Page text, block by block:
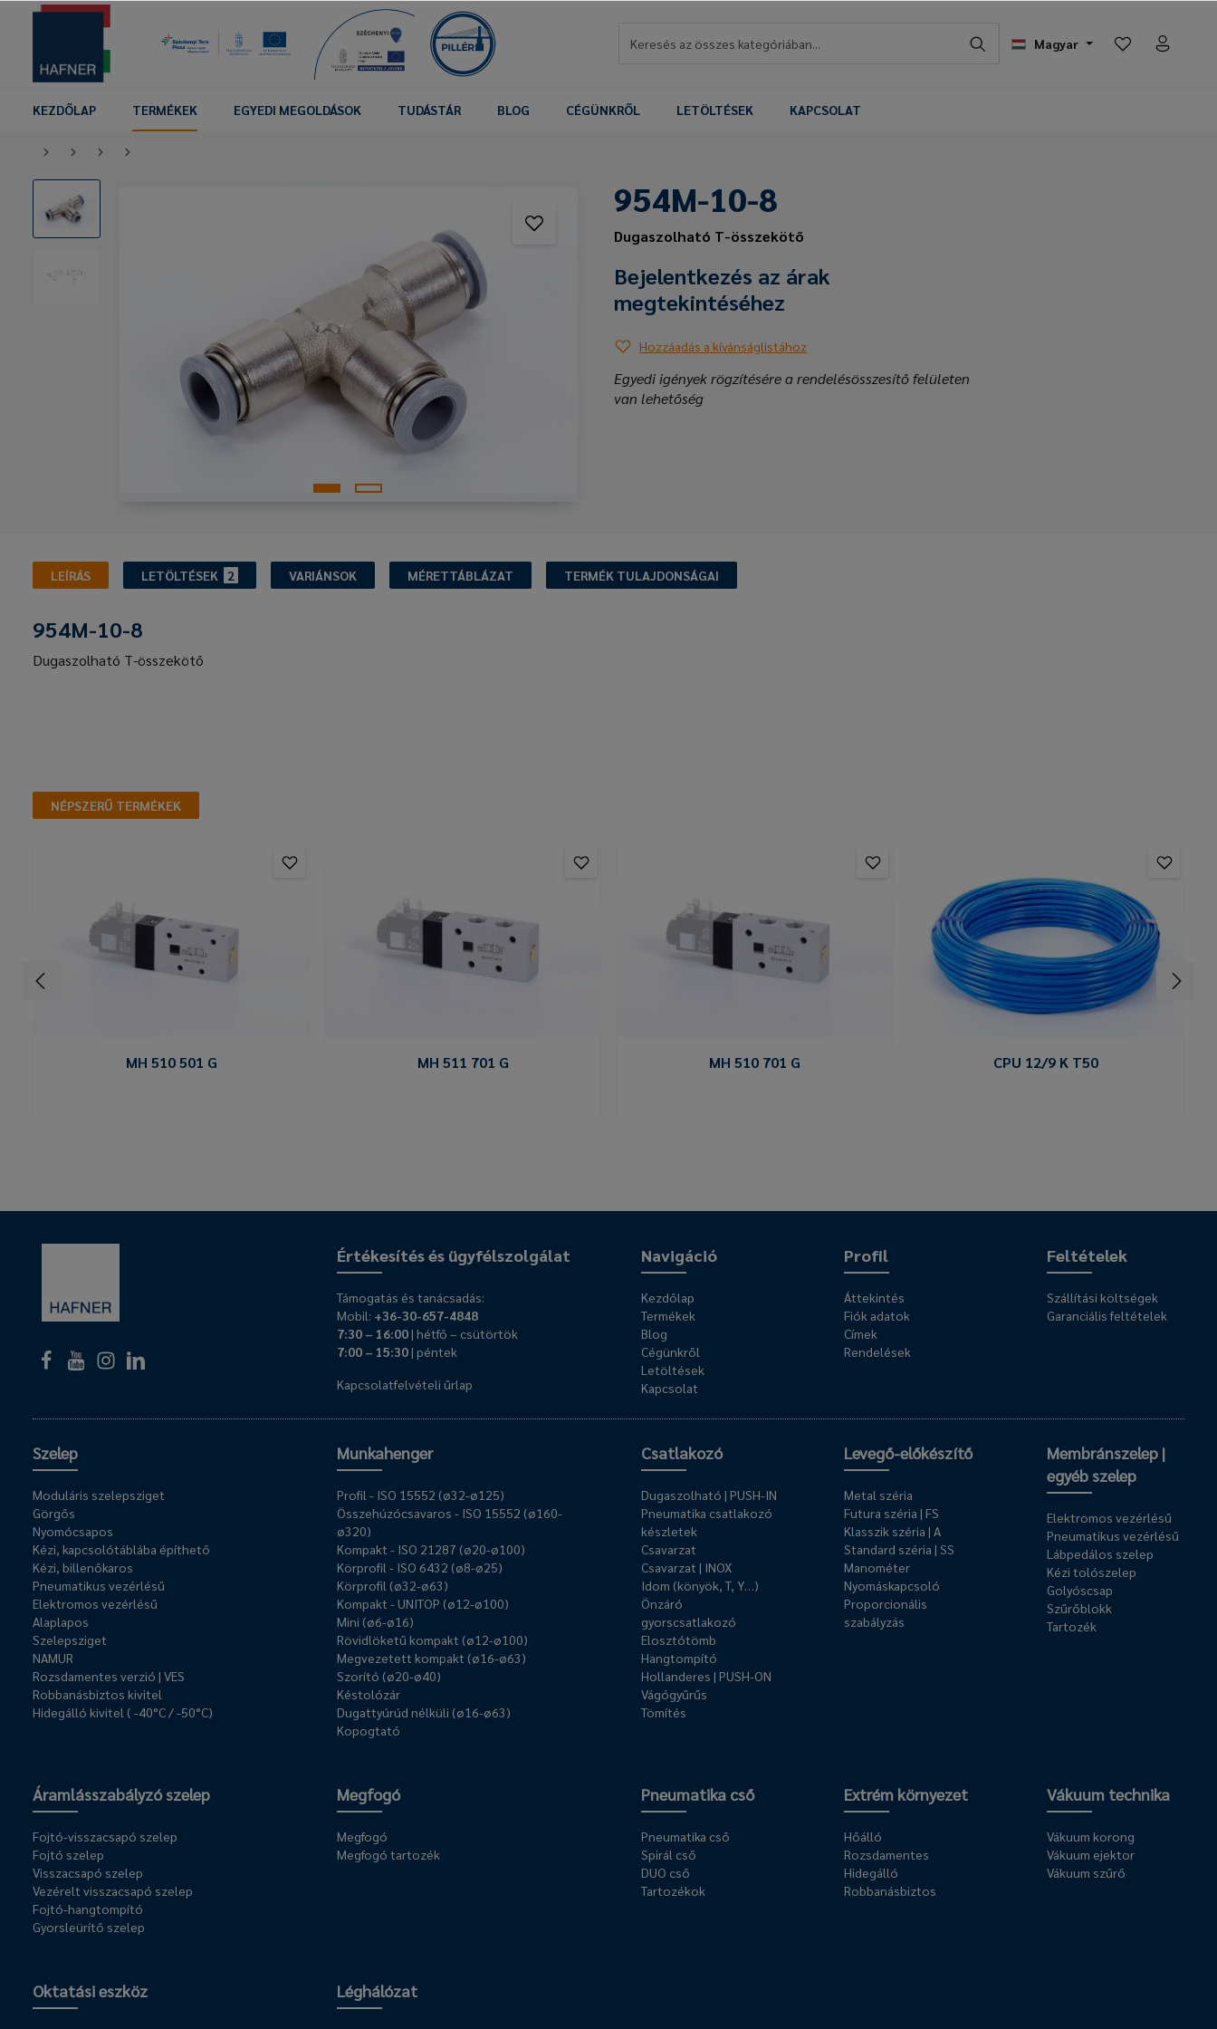
Magyar
KEZDŐLAP TERMÉKEK EGYEDI MEGOLDÁSOK TUDÁSTÁR BLOG CÉGÜNKRŐL LETÖLTÉSEK KAPCSOLAT
954M-10-8
Dugaszolható T-összekötő
Bejelentkezés az árak
megtekintéséhez
Hozzáadás a kívánságlistához
Egyedi igények rögzítésére a rendelésösszesítő felületen
van lehetőség
LEÍRÁS LETÖLTÉSEK 2 VARIÁNSOK MÉRETTÁBLÁZAT TERMÉK TULAJDONSÁGAI
954M-10-8
Dugaszolható T-összekötő
NÉPSZERŰ TERMÉKEK
MH 510 501 G MH 511 701 G MH 510 701 G CPU 12/9 K T50
Navigáció
Kezdőlap
Termékek
Blog
Cégünkről
Letöltések
Kapcsolat
Profil
Áttekintés
Fiók adatok
Címek
Rendelések
Feltételek
Szállítási költségek
Garanciális feltételek
Értékesítés és ügyfélszolgálat
Támogatás és tanácsadás:
Mobil: +36-30-657-4848
7:30 – 16:00| hétfő – csütörtök
7:00 – 15:30| péntek
Kapcsolatfelvételi űrlap
Szelep
Moduláris szelepsziget
Görgős
Nyomócsapos
Kézi, kapcsolótáblába építhető
Kézi, billenőkaros
Pneumatikus vezérlésű
Elektromos vezérlésű
Alaplapos
Szelepsziget
NAMUR
Rozsdamentes verzió | VES
Robbanásbiztos kivitel
Hidegálló kivitel ( -40°C / -50°C)
Munkahenger
Profil - ISO 15552 (ø32-ø125)
Összehúzócsavaros - ISO 15552 (ø160-
ø320)
Kompakt - ISO 21287 (ø20-ø100)
Körprofil - ISO 6432 (ø8-ø25)
Körprofil (ø32-ø63)
Kompakt - UNITOP (ø12-ø100)
Mini (ø6-ø16)
Rövidlöketű kompakt (ø12-ø100)
Megvezetett kompakt (ø16-ø63)
Szorító (ø20-ø40)
Késtolózár
Dugattyúrúd nélküli (ø16-ø63)
Kopogtató
Csatlakozó
Dugaszolható | PUSH-IN
Pneumatika csatlakozó
készletek
Csavarzat
Csavarzat | INOX
Idom (könyök, T, Y…)
Önzáró
gyorscsatlakozó
Elosztótömb
Hangtompító
Hollanderes | PUSH-ON
Vágógyűrűs
Tömítés
Levegő-előkészítő
Metal széria
Futura széria | FS
Klasszik széria | A
Standard széria | SS
Manométer
Nyomáskapcsoló
Proporcionális
szabályzás
Membránszelep |
egyéb szelep
Elektromos vezérlésű
Pneumatikus vezérlésű
Lábpedálos szelep
Kézi tolószelep
Golyóscsap
Szűrőblokk
Tartozék
Áramlásszabályzó szelep
Fojtó-visszacsapó szelep
Fojtó szelep
Visszacsapó szelep
Vezérelt visszacsapó szelep
Fojtó-hangtompító
Gyorsleürítő szelep
Megfogó
Megfogó
Megfogó tartozék
Pneumatika cső
Pneumatika cső
Spirál cső
DUO cső
Tartozékok
Extrém környezet
Hőálló
Rozsdamentes
Hidegálló
Robbanásbiztos
Vákuum technika
Vákuum korong
Vákuum ejektor
Vákuum szűrő
Oktatási eszköz Léghálózat